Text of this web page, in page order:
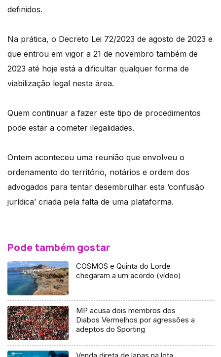
definidos.
Na prática, o Decreto Lei 72/2023 de agosto de 2023 e
que entrou em vigor a 21 de novembro também de
2023 até hoje está a dificultar qualquer forma de
viabilização legal nesta área.
Quem continuar a fazer este tipo de procedimentos
pode estar a cometer ilegalidades.
Ontem aconteceu uma reunião que envolveu o
ordenamento do território, notários e ordem dos
advogados para tentar desembrulhar esta ‘confusão
jurídica’ criada pela falta de uma plataforma.
Pode também gostar
COSMOS e Quinta do Lorde
chegaram a um acordo (vídeo)
MP acusa dois membros dos
Diabos Vermelhos por agressões a
adeptos do Sporting